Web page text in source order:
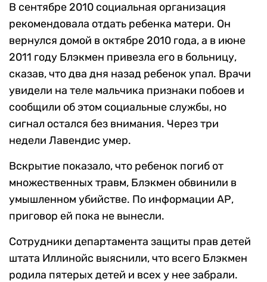
В сентябре 2010 социальная организация
рекомендовала отдать ребенка матери. Он
вернулся домой в октябре 2010 года, а в июне
2011 году Блэкмен привезла его в больницу,
сказав, что два дня назад ребенок упал. Врачи
увидели на теле мальчика признаки побоев и
сообщили об этом социальные службы, но
сигнал остался без внимания. Через три
недели Лавендис умер.
Вскрытие показало, что ребенок погиб от
множественных травм, Блэкмен обвинили в
умышленном убийстве. По информации АР,
приговор ей пока не вынесли.
Сотрудники департамента защиты прав детей
штата Иллинойс выяснили, что всего Блэкмен
родила пятерых детей и всех у нее забрали.